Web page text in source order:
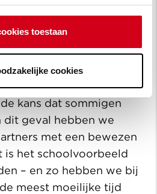
toestaan
cookies
we allemaal eerlijk
ruis op de lijn
over elkaars
Clement: “Als je veel
externe partijen onder de
kans dat sommigen
geval hebben we
met een bewezen
is het schoolvoorbeeld
– en zo hebben we bij
meest moeilijke tijd